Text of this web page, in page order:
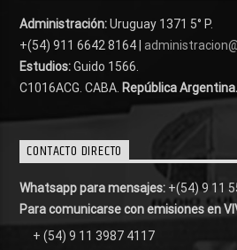
Administración:Uruguay 1371 5° P.
+(54) 911 6642 8164 |
Estudios:Guido 1566.
C1016ACG . CABA. República Argentina.
CONTACTO DIRECTO
Whatsapp para mensajes: +(54) 9 11
Para comunicarse con emisiones en
+ (54) 9 11 3987 4117